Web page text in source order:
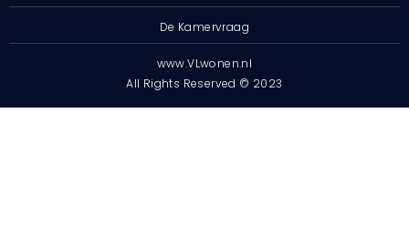
De Kamervraag
www.VLwonen.nl
All Rights Reserved © 2023